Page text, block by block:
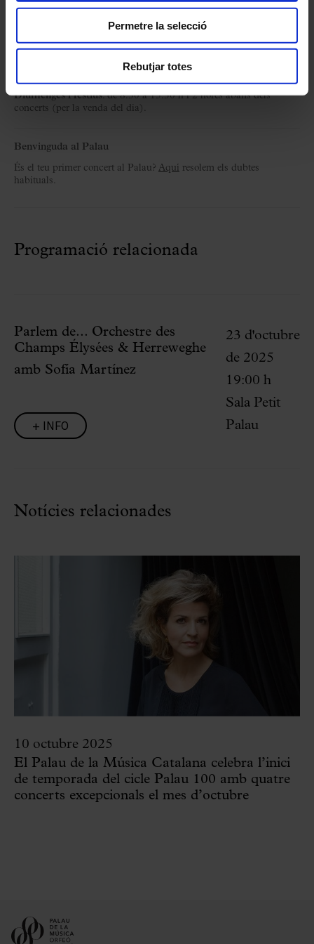
Permetre la selecció
Rebutjar totes
C/ Palau de la Música, 4-6,
T. 932 957 207
taquilles@palaumusica.cat
De dilluns a dissabte: de 8.30 a 21 h.
Diumenges i festius: de 8.30 a 15.30 h i 2 hores abans dels
concerts (per la venda del dia).
Benvinguda al Palau
És el teu primer concert al Palau? Aquí resolem els dubtes
habituals.
Programació relacionada
Parlem de... Orchestre des
Champs Élysées & Herreweghe
amb Sofía Martínez
+ INFO
23 d'octubre
de 2025
19:00 h
Sala Petit
Palau
Notícies relacionades
10 octubre 2025
El Palau de la Música Catalana celebra l’inici
de temporada del cicle Palau 100 amb quatre
concerts excepcionals el mes d’octubre